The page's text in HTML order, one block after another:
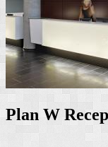
Plan W